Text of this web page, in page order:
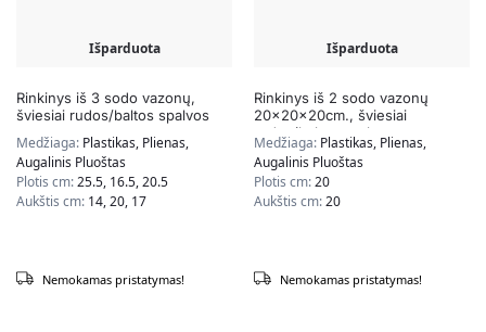
Išparduota
Rinkinys iš 3 sodo vazonų,
šviesiai rudos/baltos spalvos
Medžiaga: Plastikas, Plienas,
Augalinis Pluoštas
Plotis cm:25.5, 16.5, 20.5
Aukštis cm: 14, 20, 17
Nemokamas pristatymas!
Išparduota
Rinkinys iš 2 sodo vazonų
20x20x20cm., šviesiai
rudos/baltos spalvos
Medžiaga: Plastikas, Plienas,
Augalinis Pluoštas
Plotis cm:20
Aukštis cm:20
Nemokamas pristatymas!